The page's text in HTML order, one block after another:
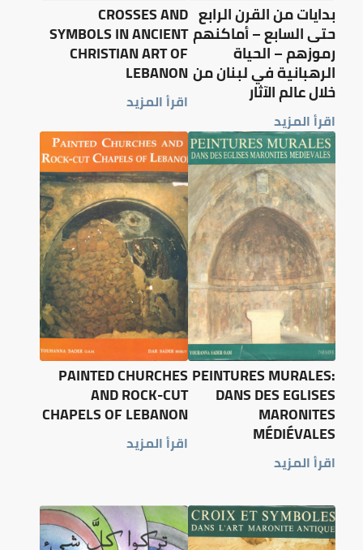
بدايات من القرن الرابع
حتى السابع – أماكنهم
رموزهم – الحياة
الرهبانية في لبنان من
خلال عالم الآثار
اقرأ المزيد
CROSSES AND
SYMBOLS IN ANCIENT
CHRISTIAN ART OF
LEBANON
اقرأ المزيد
PEINTURES MURALES:
DANS DES EGLISES
MARONITES
MÉDIÉVALES
اقرأ المزيد
PAINTED CHURCHES
AND ROCK-CUT
CHAPELS OF LEBANON
اقرأ المزيد